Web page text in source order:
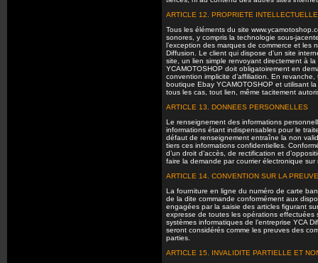
ARTICLE 12. PROPRIETE INTELLECTUELLE
Tous les éléments du site
sonores, y compris la technologie sous-
l’exception des marques de commerce et les
Diffusion. Le client qui dispose d’un site
site, un lien simple renvoyant directement à
YCAMOTOSHOP doit obligatoirement en
convention implicite d’affiliation. En
boutique Ebay YCAMOTOSHOP et utilisant
tous les cas, tout lien, même tacitement
ARTICLE 13. DONNEES PERSONNELLES
Le renseignement des informations
informations étant indispensables pour le
défaut de renseignement entraîne la non
tiers ces informations confidentielles.
d’un droit d’accès, de rectification et
faire la demande par courrier électronique
ARTICLE 14. CONVENTION SUR LA PREUVE
La fourniture en ligne du numéro de carte
de la dite commande conformément aux
engagées par la saisie des articles figurant
expresse de toutes les opérations effectuées
systèmes informatiques de l’entreprise YCA
seront considérés comme les preuves des
parties.
ARTICLE 15. INVALIDITE PARTIELLE ET